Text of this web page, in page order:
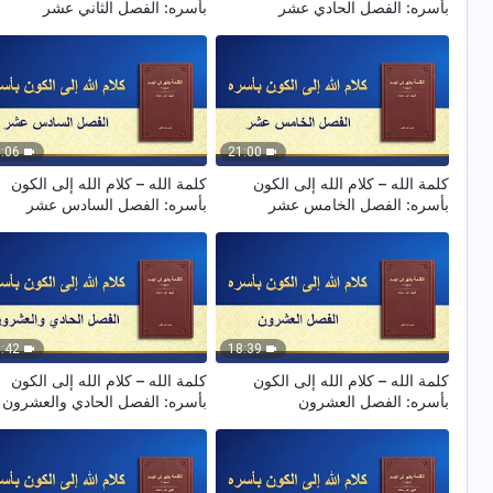
بأسره: الفصل الحادي عشر بأسره: الفصل الثاني عشر
21:00
كلمة الله – كلام الله إلى الكون
بأسره: الفصل الخامس عشر
كلمة الله – كلام الله إلى الكون
بأسره: الفصل السادس عشر
18:39
كلمة الله – كلام الله إلى الكون
بأسره: الفصل العشرون
كلمة الله – كلام الله إلى الكون
بأسره: الفصل الحادي والعشرون